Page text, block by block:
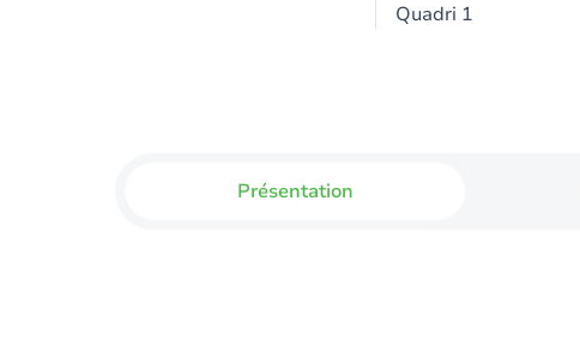
Quadri 1
Présentation